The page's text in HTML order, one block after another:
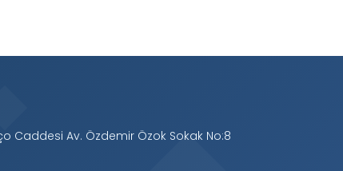
Caddesi Av. Özdemir Özok Sokak No:8